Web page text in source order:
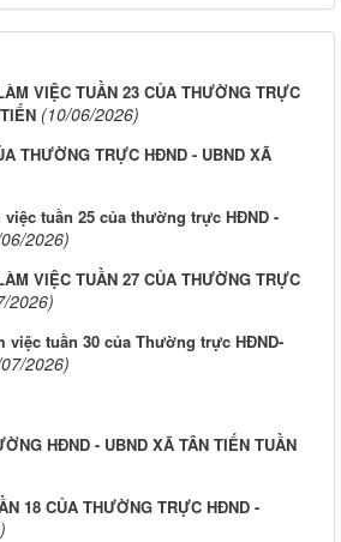
VIỆC TUẦN 23 CỦA THƯỜNG TRỰC
(10/06/2026)
THƯỜNG TRỰC HĐND - UBND XÃ
tuần 25 của thường trực HĐND -
2026)
VIỆC TUẦN 27 CỦA THƯỜNG TRỰC
2026)
việc tuần 30 của Thường trực HĐND-
2026)
HĐND - UBND XÃ TÂN TIẾN TUẦN
18 CỦA THƯỜNG TRỰC HĐND -